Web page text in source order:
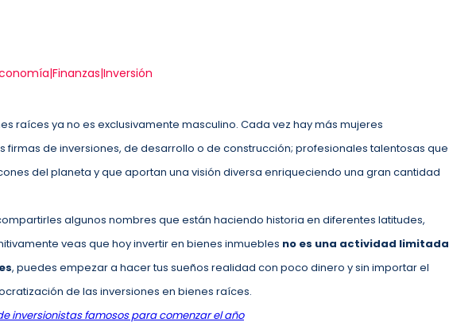
raíces ya no es exclusivamente masculino. Cada vez hay más mujeres
firmas de inversiones, de desarrollo o de construcción; profesionales talentosas que
del planeta y que aportan una visión diversa enriqueciendo una gran cantidad
algunos nombres que están haciendo historia en diferentes latitudes,
veas que hoy invertir en bienes inmuebles no es una actividad limitada
, puedes empezar a hacer tus sueños realidad con poco dinero y sin importar el
de las inversiones en bienes raíces.
inversionistas famosos para comenzar el año